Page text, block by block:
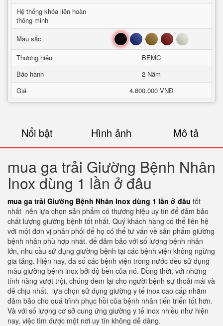
Hệ thống khóa liên hoàn
thông minh
Mầu sắc
Đen Xanh Nâu Đỏ Trắng
Thương hiệu
BEMC
Bảo hành
2 Năm
Giá
4.800.000 VNĐ
Nổi bật Hình ảnh Mô tả
mua ga trải Giường Bệnh Nhân
Inox dùng 1 lần ở đâu
mua ga trải Giường Bệnh Nhân Inox dùng 1 lần ở đâu tốt
nhất nên lựa chọn sản phẩm có thương hiệu uy tín để đảm bảo
chất lượng giường bệnh tốt nhất. Quý khách hàng có thể liên hệ
với một đơn vị phân phối để họ có thể tư vấn về sản phẩm giường
bệnh nhân phù hợp nhất. để đảm bảo với số lượng bệnh nhân
lớn, nhu cầu sử dụng giường bệnh tại các bệnh viện không ngừng
gia tăng. Hiện nay, đa số các bệnh viện trong nước đều sử dụng
mẫu giường bệnh inox bởi độ bền của nó. Đồng thời, với những
tính năng vượt trội, chúng đem lại cho người bệnh sự thoải mái và
dễ chịu nhất. lựa chọn sử dụng giường y tế inox cao cấp nhằm
đảm bảo cho quá trình phục hồi của bệnh nhân tiến triển tốt hơn.
Và với số lượng cơ sở cung ứng giường y tế inox nhiều như hiện
nay, việc tìm được một nơi uy tín không dễ dàng.